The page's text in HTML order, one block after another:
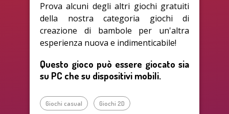
Prova alcuni degli altri giochi gratuiti
della nostra categoria giochi di
creazione di bambole per un'altra
esperienza nuova e indimenticabile!
Questo gioco può essere giocato sia
su PC che su dispositivi mobili.
Giochi casual Giochi 2D